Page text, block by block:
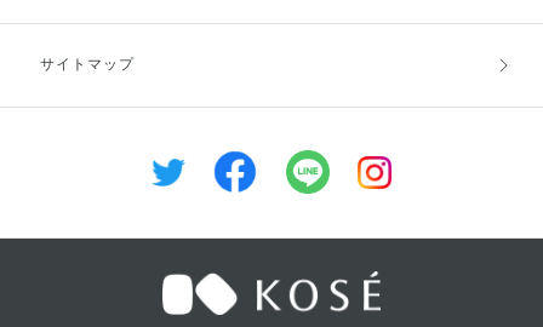
キャンセル・返品・交換
サイトマップ